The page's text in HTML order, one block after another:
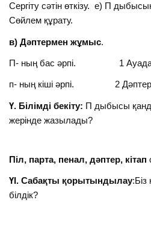
Сергіту сәтін өткізу. е) П
Сөйлем құрату.
в) Дәптермен жұмыс.
П- ның бас әрпі. 1 Ауада
п- ның кіші әрпі. 2
Ү. Білімді бекіту: П дыбысы
жерінде жазылады?
Піл, парта, пенал, дәптер, кітап
ҮІ. Сабақты қорытындылау:Біз
білдік?